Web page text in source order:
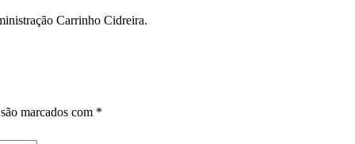
Carrinho Cidreira.
marcados com *